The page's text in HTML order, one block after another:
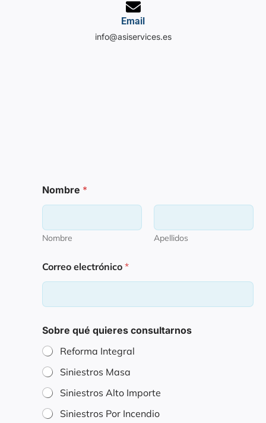
Nombre *
Nombre Apellidos
o
r
e
q
u
i
e
r
s
Correo electrónico *
Sobre qué quieres consultarnos
Reforma Integral
Siniestros Masa
Siniestros Alto Importe
Siniestros Por Incendio
Email
info@asiservices.es